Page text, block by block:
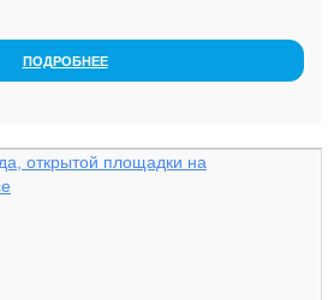
ПОДРОБНЕЕ